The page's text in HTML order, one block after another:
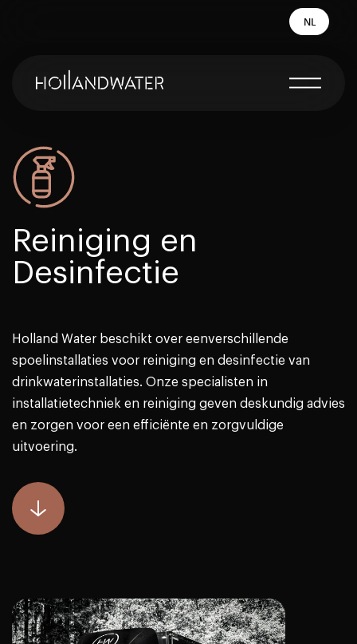
NL
Reiniging en
Desinfectie
Holland Water beschikt over eenverschillende
spoelinstallaties voor reiniging en desinfectie van
drinkwaterinstallaties. Onze specialisten in
installatietechniek en reiniging geven deskundig advies
en zorgen voor een efficiënte en zorgvuldige
uitvoering.